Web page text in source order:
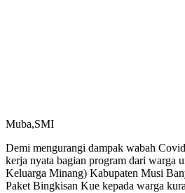
Muba,SMI
Demi mengurangi dampak wabah
kerja nyata bagian program dari warga
Keluarga Minang) Kabupaten Musi
Paket Bingkisan Kue kepada warga